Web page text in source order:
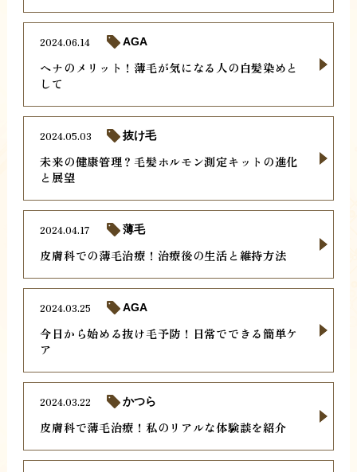
ヘナのメリット！薄毛が気になる人の白髪染めと
して
2024.06.14 AGA
未来の健康管理？毛髪ホルモン測定キットの進化
と展望
2024.05.03 抜け毛
皮膚科での薄毛治療！治療後の生活と維持方法
2024.04.17 薄毛
今日から始める抜け毛予防！日常でできる簡単ケ
ア
2024.03.25 AGA
皮膚科で薄毛治療！私のリアルな体験談を紹介
2024.03.22 かつら